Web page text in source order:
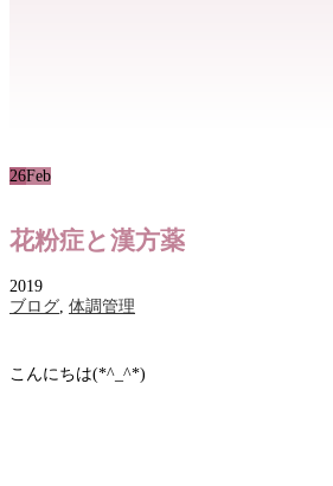
26Feb
花粉症と漢方薬
2019
ブログ, 体調管理
こんにちは(*^_^*)